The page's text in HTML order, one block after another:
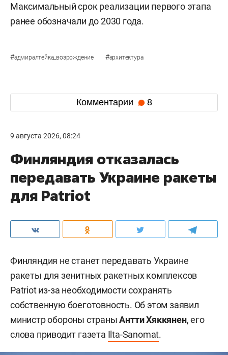
Максимальный срок реализации первого этапа
ранее обозначали до 2030 года.
#адмиралтейка_возрождение #архитектура
Комментарии 8
9 августа 2026, 08:24
Финляндия отказалась
передавать Украине ракеты
для Patriot
Финляндия не станет передавать Украине
ракеты для зенитных ракетных комплексов
Patriot из-за необходимости сохранять
собственную боеготовность. Об этом заявил
министр обороны страныАнтти Хяккянен, его
слова приводит газета Ilta-Sanomat.